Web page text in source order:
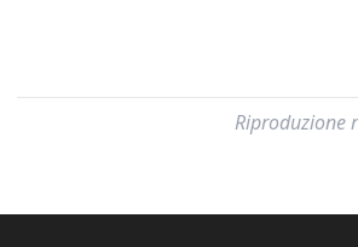
Riproduzione